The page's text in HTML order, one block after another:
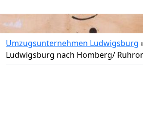
Umzugsunternehmen Ludwigsburg
Ludwigsburg nach Homberg/